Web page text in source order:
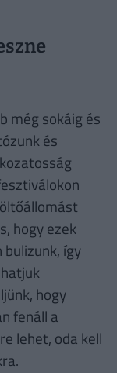
még sokáig és
és
hogy ezek
így
hogy
fenáll a
lehet, oda kell